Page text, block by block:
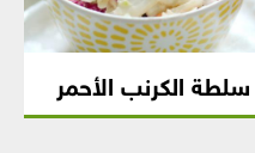
سلطة الكرنب الأحمر